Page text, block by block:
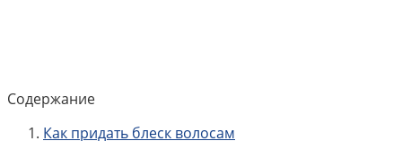
Содержание
Как придать блеск волосам